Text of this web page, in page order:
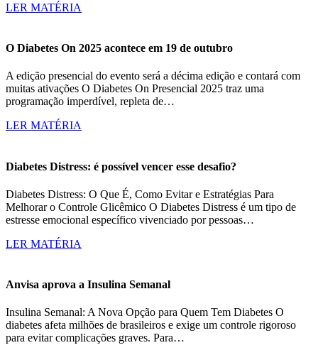
LER MATÉRIA
O Diabetes On 2025 acontece em 19 de outubro
A edição presencial do evento será a décima edição e contará com
muitas ativações O Diabetes On Presencial 2025 traz uma
programação imperdível, repleta de…
LER MATÉRIA
Diabetes Distress: é possível vencer esse desafio?
Diabetes Distress: O Que É, Como Evitar e Estratégias Para
Melhorar o Controle Glicêmico O Diabetes Distress é um tipo de
estresse emocional específico vivenciado por pessoas…
LER MATÉRIA
Anvisa aprova a Insulina Semanal
Insulina Semanal: A Nova Opção para Quem Tem Diabetes O
diabetes afeta milhões de brasileiros e exige um controle rigoroso
para evitar complicações graves. Para…